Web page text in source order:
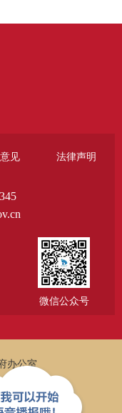
见 法律声明
微信公众号
办公室
数据管理局